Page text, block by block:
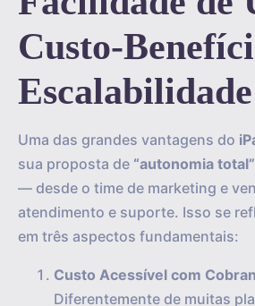
Custo-
Escalabilidade
Uma das grandes vantagens do
sua proposta de “autonomia total”
— desde o time de marketing e
atendimento e suporte. Isso se
em três aspectos fundamentais:
Custo Acessível com
Diferentemente de muitas